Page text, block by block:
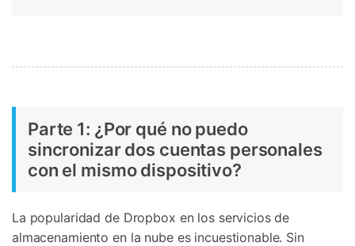
Parte 1: ¿Por qué no puedo
sincronizar dos cuentas personales
con el mismo dispositivo?
La popularidad de Dropbox en los servicios de
almacenamiento en la nube es incuestionable. Sin